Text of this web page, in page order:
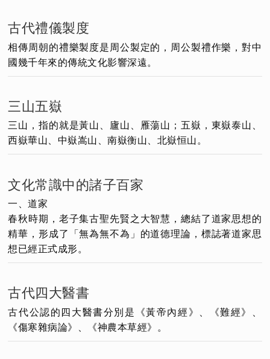
古代禮儀製度
相傳周朝的禮樂製度是周公製定的，周公製禮作樂，對中
國幾千年來的傳統文化影響深遠。
三山五嶽
三山，指的就是黃山、廬山、雁蕩山；五嶽，東嶽泰山、
西嶽華山、中嶽嵩山、南嶽衡山、北嶽恒山。
文化常識中的諸子百家
一、道家
春秋時期，老子集古聖先賢之大智慧，總結了道家思想的
精華，形成了「無為無不為」的道德理論，標誌著道家思
想已經正式成形。
古代四大醫書
古代公認的四大醫書分別是《黃帝內經》、《難經》、
《傷寒雜病論》、《神農本草經》。